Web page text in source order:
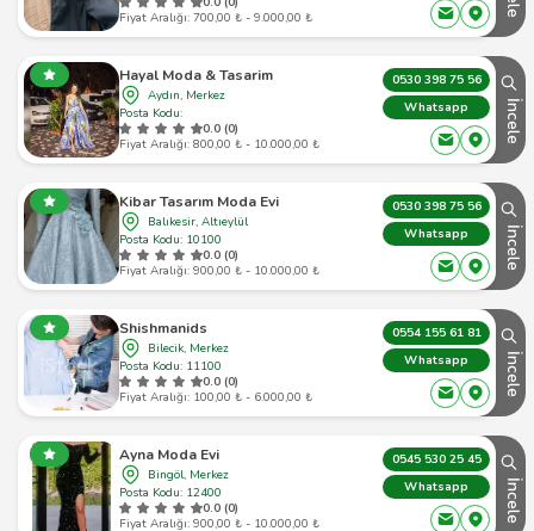
Fiyat Aralığı: 700,00 ₺ - 9.000,00 ₺
Hayal Moda & Tasarim
Aydın, Merkez
Posta Kodu:
0.0 (0)
Fiyat Aralığı: 800,00 ₺ - 10.000,00 ₺
0530 398 75 56
Whatsapp
İncele
Kibar Tasarım Moda Evi
Balıkesir, Altıeylül
Posta Kodu: 10100
0.0 (0)
Fiyat Aralığı: 900,00 ₺ - 10.000,00 ₺
0530 398 75 56
Whatsapp
İncele
Shishmanids
Bilecik, Merkez
Posta Kodu: 11100
0.0 (0)
Fiyat Aralığı: 100,00 ₺ - 6.000,00 ₺
0554 155 61 81
Whatsapp
İncele
Ayna Moda Evi
Bingöl, Merkez
Posta Kodu: 12400
0.0 (0)
Fiyat Aralığı: 900,00 ₺ - 10.000,00 ₺
0545 530 25 45
Whatsapp
İncele